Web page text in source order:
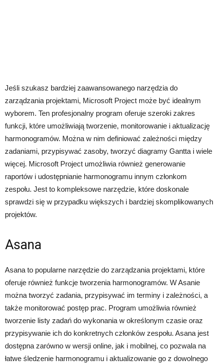
Jeśli szukasz bardziej zaawansowanego narzędzia do
zarządzania projektami, Microsoft Project może być idealnym
wyborem. Ten profesjonalny program oferuje szeroki zakres
funkcji, które umożliwiają tworzenie, monitorowanie i aktualizację
harmonogramów. Można w nim definiować zależności między
zadaniami, przypisywać zasoby, tworzyć diagramy Gantta i wiele
więcej. Microsoft Project umożliwia również generowanie
raportów i udostępnianie harmonogramu innym członkom
zespołu. Jest to kompleksowe narzędzie, które doskonale
sprawdzi się w przypadku większych i bardziej skomplikowanych
projektów.
Asana
Asana to popularne narzędzie do zarządzania projektami, które
oferuje również funkcje tworzenia harmonogramów. W Asanie
można tworzyć zadania, przypisywać im terminy i zależności, a
także monitorować postęp prac. Program umożliwia również
tworzenie listy zadań do wykonania w określonym czasie oraz
przypisywanie ich do konkretnych członków zespołu. Asana jest
dostępna zarówno w wersji online, jak i mobilnej, co pozwala na
łatwe śledzenie harmonogramu i aktualizowanie go z dowolnego